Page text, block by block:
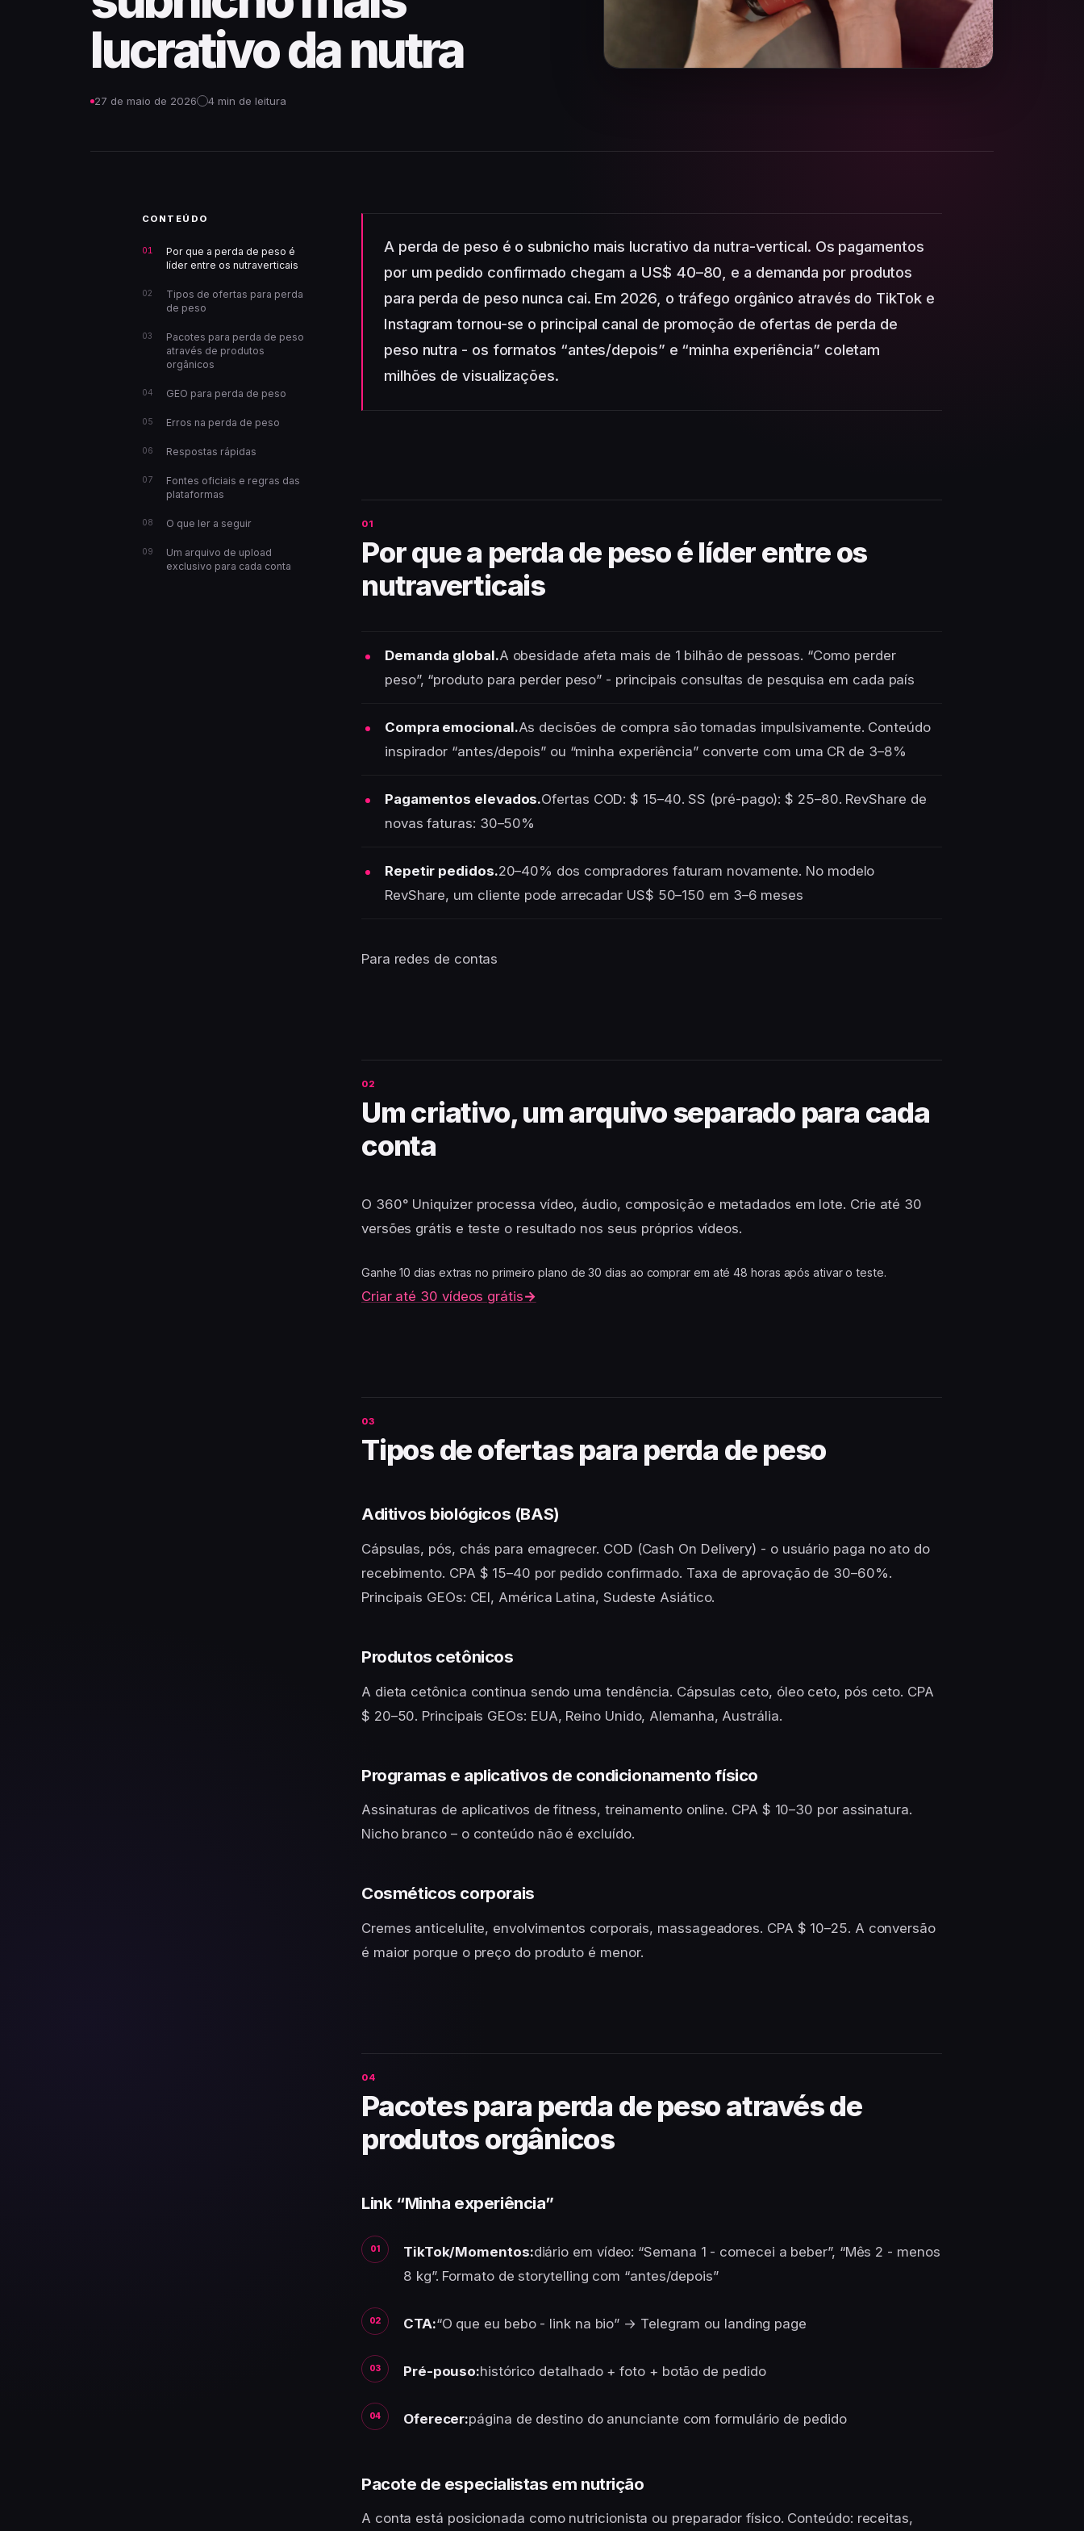
lucrativo da nutra
27 de maio de 2026 4 min de leitura
CONTEÚDO
Por que a perda de peso é
líder entre os nutraverticais
Tipos de ofertas para perda
de peso
Pacotes para perda de peso
através de produtos
orgânicos
GEO para perda de peso
Erros na perda de peso
Respostas rápidas
Fontes oficiais e regras das
plataformas
O que ler a seguir
Um arquivo de upload
exclusivo para cada conta
A perda de peso é o subnicho mais lucrativo da nutra-vertical. Os pagamentos
por um pedido confirmado chegam a US$ 40–80, e a demanda por produtos
para perda de peso nunca cai. Em 2026, o tráfego orgânico através do TikTok e
Instagram tornou-se o principal canal de promoção de ofertas de perda de
peso nutra - os formatos “antes/depois” e “minha experiência” coletam
milhões de visualizações.
Por que a perda de peso é líder entre os
nutraverticais
Demanda global.A obesidade afeta mais de 1 bilhão de pessoas. “Como perder
peso”, “produto para perder peso” - principais consultas de pesquisa em cada país
Compra emocional.As decisões de compra são tomadas impulsivamente. Conteúdo
inspirador “antes/depois” ou “minha experiência” converte com uma CR de 3–8%
Pagamentos elevados.Ofertas COD: $ 15–40. SS (pré-pago): $ 25–80. RevShare de
novas faturas: 30–50%
Repetir pedidos.20–40% dos compradores faturam novamente. No modelo
RevShare, um cliente pode arrecadar US$ 50–150 em 3–6 meses
Para redes de contas
Um criativo, um arquivo separado para cada
conta
O 360° Uniquizer processa vídeo, áudio, composição e metadados em lote. Crie até 30
versões grátis e teste o resultado nos seus próprios vídeos.
Ganhe 10 dias extras no primeiro plano de 30 dias ao comprar em até 48 horas após ativar o teste.
Criar até 30 vídeos grátis→
Tipos de ofertas para perda de peso
Aditivos biológicos (BAS)
Cápsulas, pós, chás para emagrecer. COD (Cash On Delivery) - o usuário paga no ato do
recebimento. CPA $ 15–40 por pedido confirmado. Taxa de aprovação de 30–60%.
Principais GEOs: CEI, América Latina, Sudeste Asiático.
Produtos cetônicos
A dieta cetônica continua sendo uma tendência. Cápsulas ceto, óleo ceto, pós ceto. CPA
$ 20–50. Principais GEOs: EUA, Reino Unido, Alemanha, Austrália.
Programas e aplicativos de condicionamento físico
Assinaturas de aplicativos de fitness, treinamento online. CPA $ 10–30 por assinatura.
Nicho branco – o conteúdo não é excluído.
Cosméticos corporais
Cremes anticelulite, envolvimentos corporais, massageadores. CPA $ 10–25. A conversão
é maior porque o preço do produto é menor.
Pacotes para perda de peso através de
produtos orgânicos
Link “Minha experiência”
TikTok/Momentos:diário em vídeo: “Semana 1 - comecei a beber”, “Mês 2 - menos
8 kg”. Formato de storytelling com “antes/depois”
CTA:“O que eu bebo - link na bio” → Telegram ou landing page
Pré-pouso:histórico detalhado + foto + botão de pedido
Oferecer:página de destino do anunciante com formulário de pedido
Pacote de especialistas em nutrição
A conta está posicionada como nutricionista ou preparador físico. Conteúdo: receitas,